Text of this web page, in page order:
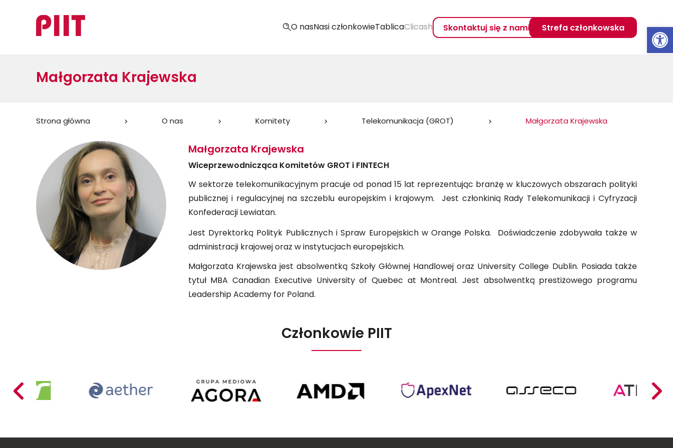
O nasNasi członkowieTablicaClicash Skontaktuj się z nami Strefa członkowska
Małgorzata Krajewska
Jesteś
Strona główna O nas Komitety Telekomunikacja (GROT) Małgorzata Krajewska
Małgorzata Krajewska
Wiceprzewodnicząca Komitetów GROT i FINTECH
W sektorze telekomunikacyjnym pracuje od ponad 15 lat reprezentując branżę w kluczowych obszarach polityki
publicznej i regulacyjnej na szczeblu europejskim i krajowym. Jest członkinią Rady Telekomunikacji i Cyfryzacji
Konfederacji Lewiatan.
Jest Dyrektorką Polityk Publicznych i Spraw Europejskich w Orange Polska. Doświadczenie zdobywała także w
administracji krajowej oraz w instytucjach europejskich.
Małgorzata Krajewska jest absolwentką Szkoły Głównej Handlowej oraz University College Dublin. Posiada także
tytuł MBA Canadian Executive University of Quebec at Montreal. Jest absolwentką prestiżowego programu
Leadership Academy for Poland.
Członkowie PIIT
Acer
Poland
Mariusz
Busiło
Agora
Poland